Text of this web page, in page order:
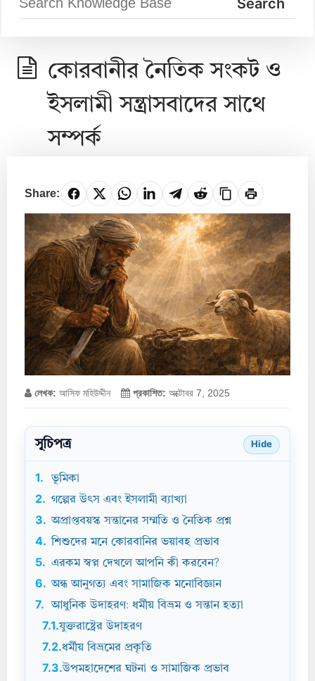
কোরবানীর নৈতিক সংকট ও
ইসলামী সন্ত্রাসবাদের সাথে
সম্পর্ক
Share:
লেখক: আসিফ মহিউদ্দীন প্রকাশিত: অক্টোবর 7, 2025
সূচিপত্র Hide
1.
ভূমিকা
2. গল্পের উৎস এবং ইসলামী ব্যাখ্যা
3. অপ্রাপ্তবয়স্ক সন্তানের সম্মতি ও নৈতিক প্রশ্ন
4. শিশুদের মনে কোরবানির ভয়াবহ প্রভাব
5. এরকম স্বপ্ন দেখলে আপনি কী করবেন?
6. অন্ধ আনুগত্য এবং সামাজিক মনোবিজ্ঞান
7.
আধুনিক উদাহরণ: ধর্মীয় বিভ্রম ও সন্তান হত্যা
7.1.যুক্তরাষ্ট্রের উদাহরণ
7.2.ধর্মীয় বিভ্রমের প্রকৃতি
7.3.উপমহাদেশের ঘটনা ও সামাজিক প্রভাব